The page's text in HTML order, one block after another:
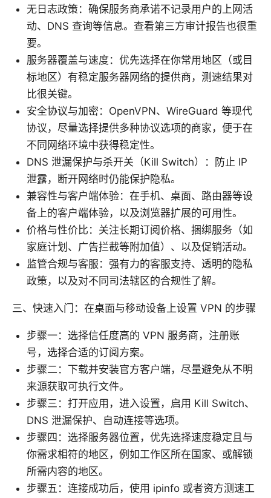
无日志政策：确保服务商承诺不记录用户的上网活
动、DNS 查询等信息。查看第三方审计报告也很重
要。
服务器覆盖与速度：优先选择在你常用地区（或目
标地区）有稳定服务器网络的提供商，测速结果对
比很关键。
安全协议与加密：OpenVPN、WireGuard 等现代
协议，尽量选择提供多种协议选项的商家，便于在
不同网络环境中获得稳定性。
DNS 泄漏保护与杀开关（Kill Switch）：防止 IP
泄露，断开网络时仍能保护隐私。
兼容性与客户端体验：在手机、桌面、路由器等设
备上的客户端体验，以及浏览器扩展的可用性。
价格与性价比：关注长期订阅价格、捆绑服务（如
家庭计划、广告拦截等附加值）、以及促销活动。
监管合规与客服：强有力的客服支持、透明的隐私
政策，以及对不同司法辖区的合规性了解。
三、快速入门：在桌面与移动设备上设置 VPN 的步骤
步骤一：选择信任度高的 VPN 服务商，注册账
号，选择合适的订阅方案。
步骤二：下载并安装官方客户端，尽量避免从不明
来源获取可执行文件。
步骤三：打开应用，进入设置，启用 Kill Switch、
DNS 泄漏保护、自动连接等选项。
步骤四：选择服务器位置，优先选择速度稳定且与
你需求相符的地区，例如工作区所在国家、或解锁
所需内容的地区。
步骤五：连接成功后，使用 ipinfo 或者资方测速工